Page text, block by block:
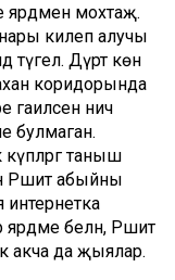
мохтаҗ.
килеп алучы
түгел. Дүрт көн
коридорында
ничә
булмаган.
таныш
Рәшит абыйны
интернетка
белән, Рәшит
акча да җыялар.